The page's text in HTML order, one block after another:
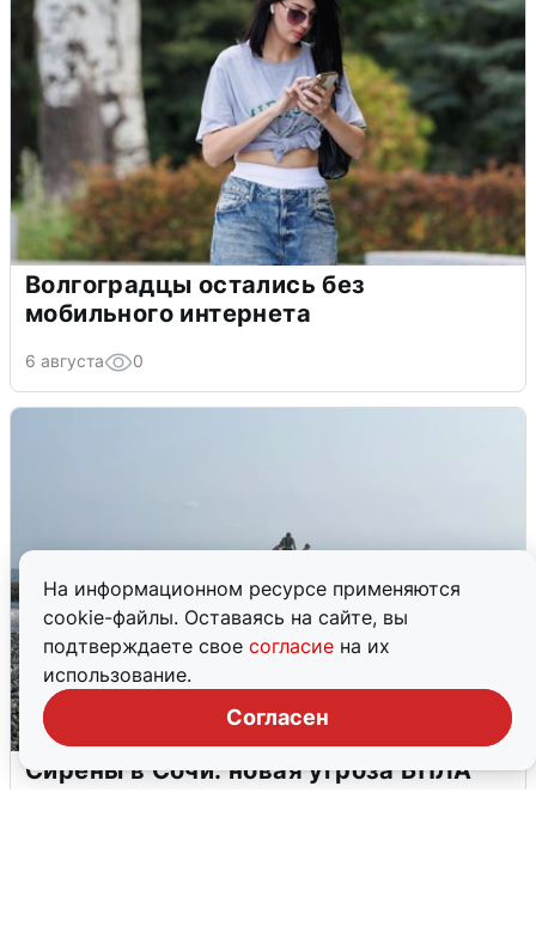
На информационном ресурсе применяются
cookie-файлы. Оставаясь на сайте, вы
подтверждаете свое согласие на их
использование.
Согласен
Волгоградцы остались без
мобильного интернета
6 августа 0
Сирены в Сочи: новая угроза БПЛА